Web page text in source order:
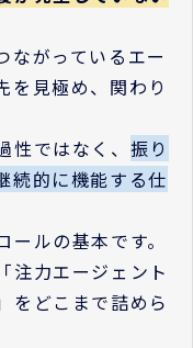
ながっているエー
を見極め、関わり
ではなく、 振り
続的に機能する仕
ルの基本です。
注力エージェント
をどこまで詰めら